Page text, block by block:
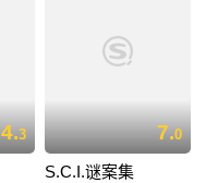
4.3 7.0
S.C.I.谜案集